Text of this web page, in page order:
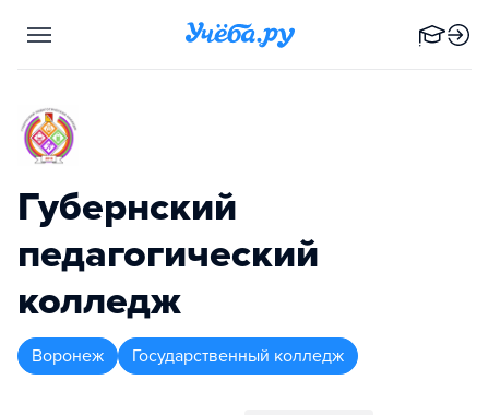
Губернский
педагогический
колледж
Воронеж Государственный колледж